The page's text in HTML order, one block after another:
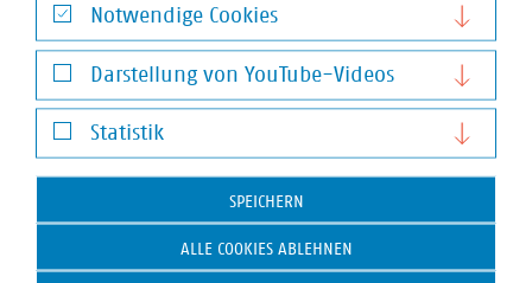
Notwendige Cookies
Notwendige Cookies
Darstellung von YouTube-Videos
Darstellung von YouTube-Videos
Statistik
Statistik
SPEICHERN
ALLE COOKIES ABLEHNEN